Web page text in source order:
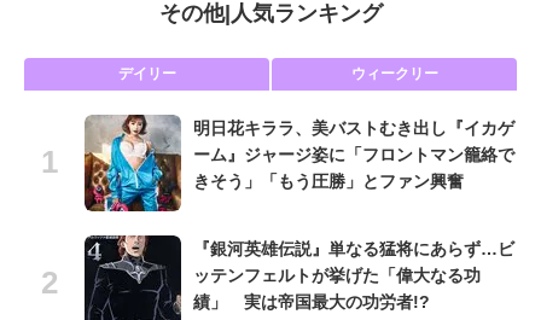
その他| 人気ランキング
デイリー ウィークリー
明日花キララ、美バストむき出し『イカゲ
ーム』ジャージ姿に「フロントマン籠絡で
きそう」「もう圧勝」とファン興奮
『銀河英雄伝説』単なる猛将にあらず…ビ
ッテンフェルトが挙げた「偉大なる功
績」 実は帝国最大の功労者!?